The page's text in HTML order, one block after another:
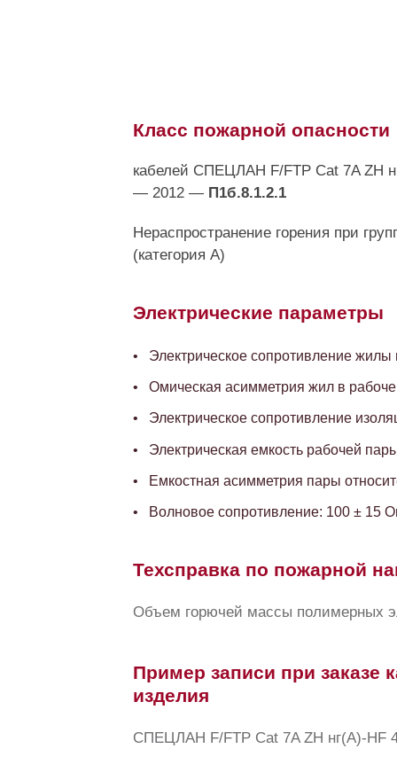
Класс пожарной опасности
кабелей СПЕЦЛАН F/FTP Cat 7A ZH
— 2012 — П1б.8.1.2.1
Нераспространение горения при
(категория А)
Электрические параметры
Электрическое сопротивление
Омическая асимметрия жил в
Электрическое сопротивление
Электрическая емкость рабочей
Емкостная асимметрия пары
Волновое сопротивление: 100 ± 15
Техсправка по пожарной
Объем горючей массы полимерных
Пример записи при заказе
изделия
СПЕЦЛАН F/FTP Cat 7A ZH нг(А)-HF